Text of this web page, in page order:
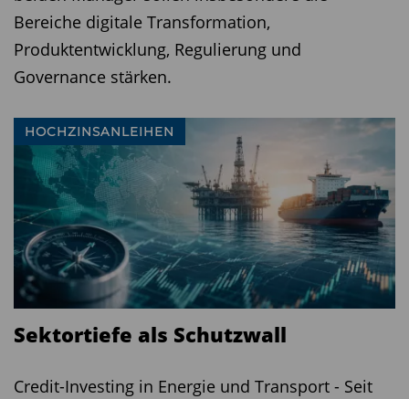
Fondsmanager.
Als besonderen Vorteil seiner Strategie nennt
Tobias Spies, dass Opportunitäten und
ihrer anleihespezifischen Risiken nahezu keine
Korrelation zur allgemeinen Zinsentwicklung
hätten. So sei sein Fonds als Stabilitätsanker in
einem ausgewogenen Portfolio grundsätzlich
immer ein passender Baustein.
Diesen Beitrag teilen:
Bereiche digitale Transformation,
Produktentwicklung, Regulierung und
Governance stärken.
HOCHZINSANLEIHEN
Sektortiefe als Schutzwall
Credit-Investing in Energie und Transport - Seit